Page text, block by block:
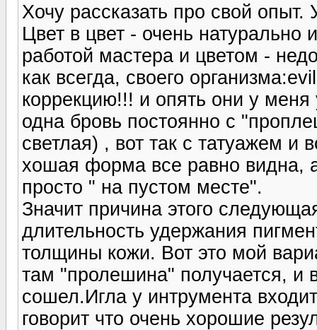
Хочу рассказать про свой
Цвет в цвет - очень
работой мастера и цветом -
как всегда, своего
коррекцию!!! и опять они у
одна бровь постоянно с
светлая) , вот так с татуажем
хошая форма все равно видна,
просто " на пустом месте".
Значит причина этого
длительность удержания
толщины кожи. Вот это мой
там "пролешина" получается, и
сошел.Игла у интрумента
говорит что очень хорошие